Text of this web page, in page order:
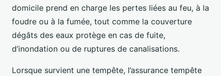
domicile prend en charge les pertes liées au feu, à la
foudre ou à la fumée, tout comme la couverture
dégâts des eaux protège en cas de fuite,
d’inondation ou de ruptures de canalisations.
Lorsque survient une tempête, l’assurance tempête